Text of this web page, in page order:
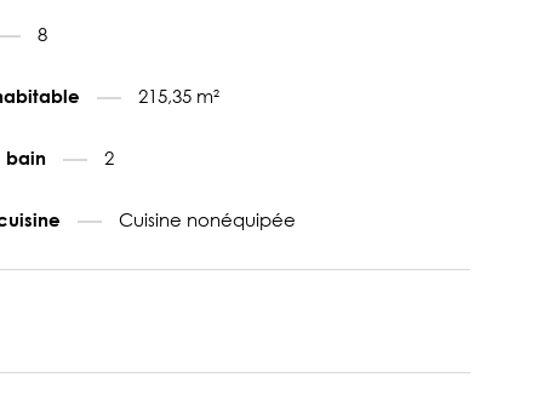
8
215,35 m²
bain 2
Cuisine nonéquipée